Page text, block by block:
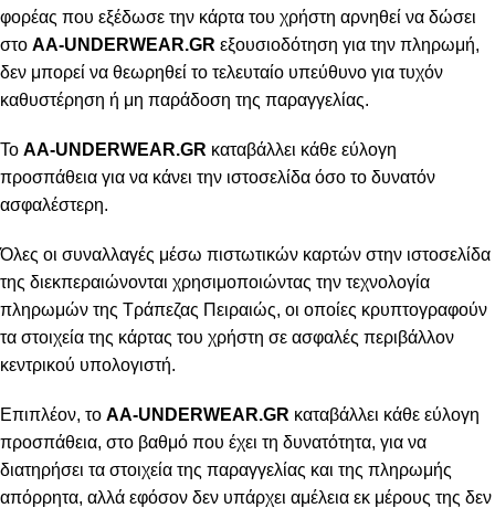
φορέας που εξέδωσε την κάρτα του χρήστη αρνηθεί να δώσει
στο AA-UNDERWEAR.GR εξουσιοδότηση για την πληρωμή,
δεν μπορεί να θεωρηθεί το τελευταίο υπεύθυνο για τυχόν
καθυστέρηση ή μη παράδοση της παραγγελίας.
Το AA-UNDERWEAR.GR καταβάλλει κάθε εύλογη
προσπάθεια για να κάνει την ιστοσελίδα όσο το δυνατόν
ασφαλέστερη.
Όλες οι συναλλαγές μέσω πιστωτικών καρτών στην ιστοσελίδα
της διεκπεραιώνονται χρησιμοποιώντας την τεχνολογία
πληρωμών της Τράπεζας Πειραιώς, οι οποίες κρυπτογραφούν
τα στοιχεία της κάρτας του χρήστη σε ασφαλές περιβάλλον
κεντρικού υπολογιστή.
Επιπλέον, το AA-UNDERWEAR.GR καταβάλλει κάθε εύλογη
προσπάθεια, στο βαθμό που έχει τη δυνατότητα, για να
διατηρήσει τα στοιχεία της παραγγελίας και της πληρωμής
απόρρητα, αλλά εφόσον δεν υπάρχει αμέλεια εκ μέρους της δεν